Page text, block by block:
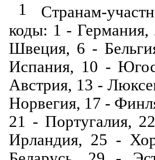
1
Странам-
коды: 1 -
Швеция, 6 -
Испания, 10 -
Австрия, 13 -
Норвегия, 17 -
21 - Португалия,
Ирландия, 25 -